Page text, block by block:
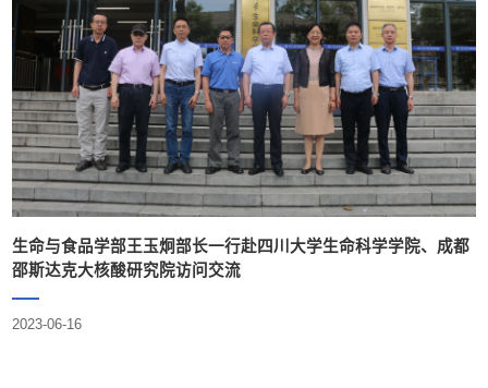
生命与食品学部王玉炯部长一行赴四川大学生命科学学院、成都
邵斯达克大核酸研究院访问交流
2023-06-16